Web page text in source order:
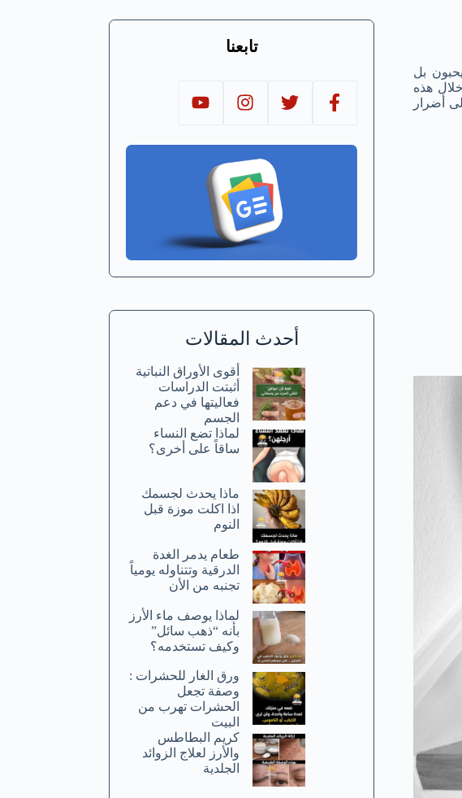
بل
هذه
أضرار
تابعنا
أحدث المقالات
أقوى الأوراق النباتية
أثبتت الدراسات
فعاليتها في دعم
الجسم
لماذا تضع النساء
ساقاً على أخرى؟
ماذا يحدث لجسمك
اذا اكلت موزة قبل
النوم
طعام يدمر الغدة
الدرقية وتتناوله يومياً
تجنبه من الأن
لماذا يوصف ماء الأرز
بأنه “ذهب سائل”
وكيف تستخدمه؟
ورق الغار للحشرات :
وصفة تجعل
الحشرات تهرب من
البيت
كريم البطاطس
والأرز لعلاج الزوائد
الجلدية